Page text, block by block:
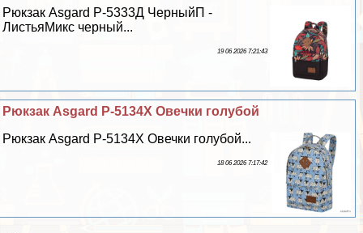
Рюкзак Asgard Р-5333Д ЧерныйП -
ЛистьяМикс черный...
19 06 2026 7:21:43
Рюкзак Asgard Р-5134Х Овечки гoлyбой
Рюкзак Asgard Р-5134Х Овечки гoлyбой...
18 06 2026 7:17:42